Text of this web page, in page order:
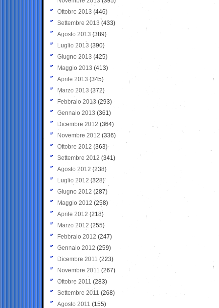
Ottobre 2013 (446)
Settembre 2013 (433)
Agosto 2013 (389)
Luglio 2013 (390)
Giugno 2013 (425)
Maggio 2013 (413)
Aprile 2013 (345)
Marzo 2013 (372)
Febbraio 2013 (293)
Gennaio 2013 (361)
Dicembre 2012 (364)
Novembre 2012 (336)
Ottobre 2012 (363)
Settembre 2012 (341)
Agosto 2012 (238)
Luglio 2012 (328)
Giugno 2012 (287)
Maggio 2012 (258)
Aprile 2012 (218)
Marzo 2012 (255)
Febbraio 2012 (247)
Gennaio 2012 (259)
Dicembre 2011 (223)
Novembre 2011 (267)
Ottobre 2011 (283)
Settembre 2011 (268)
Agosto 2011 (155)